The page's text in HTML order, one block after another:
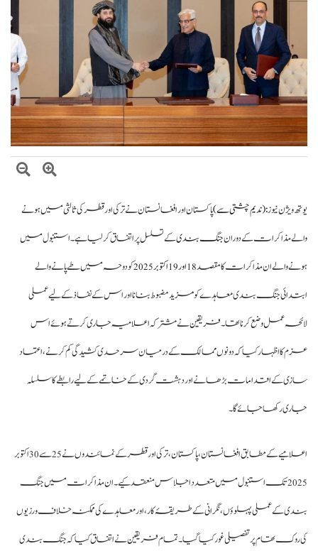
وزیراعظم شہباز شریف کا وفاقی وزارتوں اور ڈویژنز کی کارکردگی کا جامع جائزہ لینے کا
بلاول بھٹو کا آزاد کشمیر انتخابات پر دھاندلی کا الزام، ن لیگ پر سخت تنقید
ویژن نیوز: (ندیم چشتی سے)پاکستان اور افغانستان نے ترکی اور قطر کی ثالثی میں ہونے
مذاکرات کے دورانجنگ بندیکے تسلسل پر اتفاق کر لیا ہے۔ استنبول میں
والے ان مذاکرات کا مقصد
کو دوحہ میں طے پانے والے
جنگ بندی معاہدے کو مزید مضبوط بنانا اور اس کے نفاذ کے لیے عملی
عمل وضع کرنا تھا۔ فریقین نے مشترکہ اعلامیہ جاری کرتے ہوئے اس
کا اظہار کیا کہ دونوں ممالک کے درمیان سرحدی کشیدگی کم کرنے، اعتماد
کے اقدامات بڑھانے اور دہشت گردی کے خاتمے کے لیے رابطے کا سلسلہ
رکھا جائے گا۔
اعلامیے کے مطابق افغانستان، پاکستان، ترکی اور قطر کے نمائندوں نے 25 سے 30 اکتوبر
2025 تک استنبول میں متعدد اجلاس منعقد کیے۔ ان مذاکرات میں جنگ
کے عملی پہلوؤں، نگرانی کے طریقۂ کار، اور معاہدے کی ممکنہ خلاف ورزیوں
روک تھام پر تفصیلی غور کیا گیا۔ تمام فریقین نے اتفاق کیا کہ جنگ بندی